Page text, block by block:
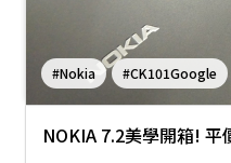
#Nokia #CK101Google
NOKIA 7.2美學開箱! 平